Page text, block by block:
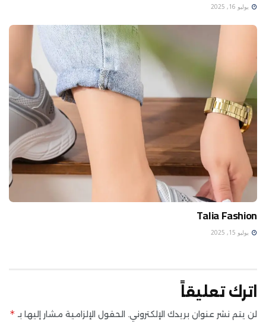
يوليو 16, 2025
Talia Fashion
يوليو 15, 2025
اترك تعليقاً
لن يتم نشر عنوان بريدك الإلكتروني. الحقول الإلزامية مشار إليها بـ *